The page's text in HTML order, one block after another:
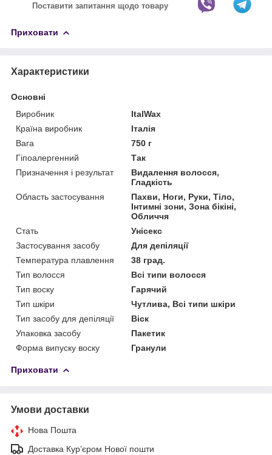
Поставити запитання щодо товару
Приховати
Характеристики
Основні
Виробник
ItalWax
Країна виробник
Італія
Вага
750 г
Гіпоалергенний
Так
Призначення і результат
Видалення волосся,
Гладкість
Область застосування
Пахви, Ноги, Руки, Тіло,
Інтимні зони, Зона бікіні,
Обличчя
Стать
Унісекс
Застосування засобу
Для депіляції
Температура плавлення
38 град.
Тип волосся
Всі типи волосся
Тип воску
Гарячий
Тип шкіри
Чутлива, Всі типи шкіри
Тип засобу для депіляції
Віск
Упаковка засобу
Пакетик
Форма випуску воску
Гранули
Приховати
Умови доставки
Нова Пошта
Доставка Курʼєром Нової пошти